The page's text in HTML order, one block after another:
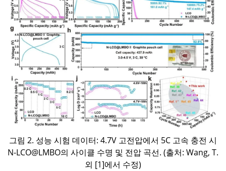
그림 2. 성능 시험 데이터: 4.7V 고전압에서 5C 고속 충전 시
N-LCO@LMBO의 사이클 수명 및 전압 곡선. (출처: Wang, T.
외 [1]에서 수정)